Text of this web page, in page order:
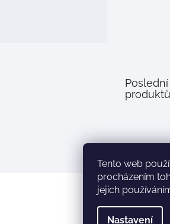
Tento web
procházením
jejich
Nastavení
produktů